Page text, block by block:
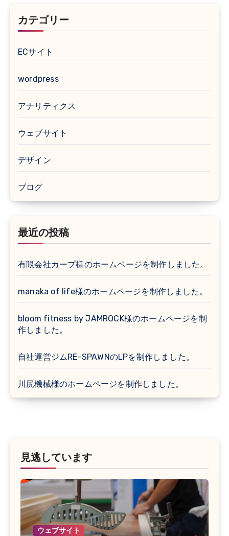
カテゴリー
ECサイト
wordpress
アナリティクス
ウェブサイト
デザイン
ブログ
最近の投稿
有限会社カープ様のホームページを制作しました。
manaka of life様のホームページを制作しました。
bloom fitness by JAMROCK様のホームページを制
作しました。
自社運営ジムRE-SPAWNのLPを制作しました。
川尻機械様のホームページを制作しました。
見逃しています
ウェブサイト